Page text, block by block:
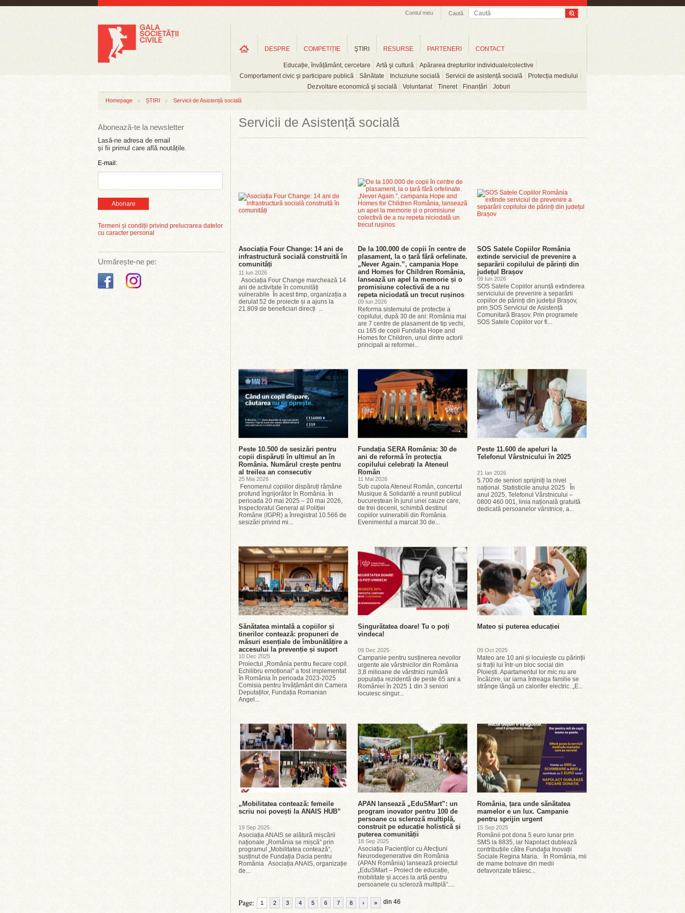
Caută
Contul meu
DESPRE COMPETIȚIE ŞTIRI
Educație, învățământ, cercetare Artă şi cultură
Apărarea drepturilor individuale/colective
Comportament civic şi participare publică
Sănătate Incluziune socială Servicii de asistență socială
Protecția mediului
Dezvoltare economică şi socială
Voluntariat Tineret Finanțări Joburi
RESURSE PARTENERI CONTACT
Homepage ȘTIRI Servicii de Asistență socială
Abonează-te la newsletter
Lasă-ne adresa de email
și fii primul care află noutățile.
E-mail:
Abonare
Termeni și condiții privind prelucrarea datelor
cu caracter personal
Urmărește-ne pe:
Servicii de Asistență socială
Asociația Four Change: 14 ani de
infrastructură socială construită în
comunități
11 Iun 2026
Asociația Four Change marchează 14
ani de activitate în comunități
vulnerabile În acest timp, organizația a
derulat 52 de proiecte și a ajuns la
21.809 de beneficiari direcți ...
De la 100.000 de copii în centre de
plasament, la o țară fără orfelinate.
„Never Again.”, campania Hope
and Homes for Children România,
lansează un apel la memorie și o
promisiune colectivă de a nu
repeta niciodată un trecut rușinos
09 Iun 2026
Reforma sistemului de protecție a
copilului, după 30 de ani: România mai
are 7 centre de plasament de tip vechi,
cu 165 de copii Fundația Hope and
Homes for Children, unul dintre actorii
principali ai reformei...
SOS Satele Copiilor România
extinde serviciul de prevenire a
separării copilului de părinți din
județul Brașov
09 Iun 2026
SOS Satele Copiilor anunță extinderea
serviciului de prevenire a separării
copiilor de părinți din județul Brașov,
prin SOS Serviciul de Asistență
Comunitară Brașov. Prin programele
SOS Satele Copiilor vor fi...
Peste 10.500 de sesizări pentru
copii dispăruți în ultimul an în
România. Numărul crește pentru
al treilea an consecutiv
25 Mai 2026
Fenomenul copiilor dispăruți rămâne
profund îngrijorător în România. În
perioada 20 mai 2025 – 20 mai 2026,
Inspectoratul General al Poliției
Române (IGPR) a înregistrat 10.566 de
sesizări privind mi...
Fundația SERA România: 30 de
ani de reformă în protecția
copilului celebrați la Ateneul
Român
11 Mai 2026
Sub cupola Ateneul Român, concertul
Musique & Solidarité a reunit publicul
bucureștean în jurul unei cauze care,
de trei decenii, schimbă destinul
copiilor vulnerabili din România.
Evenimentul a marcat 30 de...
Peste 11.600 de apeluri la
Telefonul Vârstnicului în 2025
21 Ian 2026
5.700 de seniori sprijiniți la nivel
național. Statisticile anului 2025 În
anul 2025, Telefonul Vârstnicului –
0800 460 001, linia națională gratuită
dedicată persoanelor vârstnice, a...
Sănătatea mintală a copiilor și
tinerilor contează: propuneri de
măsuri esențiale de îmbunătățire a
accesului la prevenție și suport
10 Dec 2025
Proiectul „România pentru fiecare copil.
Echilibru emoțional” a fost implementat
în România în perioada 2023-2025
Comisia pentru învățământ din Camera
Deputaților, Fundația Romanian
Angel...
Singurătatea doare! Tu o poți
vindeca!
09 Dec 2025
Campanie pentru susținerea nevoilor
urgente ale vârstnicilor din România
3,8 milioane de vârstnici numără
populația rezidentă de peste 65 ani a
României în 2025 1 din 3 seniori
locuiesc singur...
Mateo și puterea educației
09 Oct 2025
Mateo are 10 ani și locuiește cu părinții
și frații lui într-un bloc social din
Ploiești. Apartamentul lor mic nu are
încălzire, iar iarna întreaga familie se
strânge lângă un calorifer electric. „E...
„Mobilitatea contează: femeile
scriu noi povești la ANAIS HUB”
19 Sep 2025
Asociația ANAIS se alătură mișcării
naționale „România se mișcă” prin
programul „Mobilitatea contează”,
susținut de Fundația Dacia pentru
România Asociația ANAIS, organizație
de...
APAN lansează „EduSMart”: un
program inovator pentru 100 de
persoane cu scleroză multiplă,
construit pe educație holistică și
puterea comunității
18 Sep 2025
Asociația Pacienților cu Afecțiuni
Neurodegenerative din România
(APAN România) lansează proiectul
„EduSMart – Proiect de educație,
mobilitate și acces la artă pentru
persoanele cu scleroză multiplă”....
România, țara unde sănătatea
mamelor e un lux. Campanie
pentru sprijin urgent
15 Sep 2025
Românii pot dona 5 euro lunar prin
SMS la 8835, iar Napolact dublează
contribuțiile către Fundația Inovații
Sociale Regina Maria. În România, mii
de mame bolnave din medii
defavorizate trăiesc...
Page: 1 2 3 4 5 6 7 8 din 46
› »